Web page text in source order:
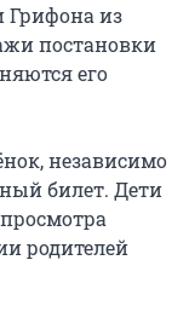
Грифона из
постановки
его
независимо
билет. Дети
родителей